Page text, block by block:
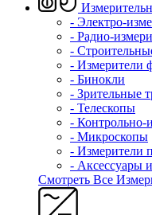
- Электро-
- Радио-
-
- Измерители
- Бинокли
- Зрительные
- Телескопы
- Контрольно-
- Микроскопы
- Измерители
- Аксессуары
Смотреть Все